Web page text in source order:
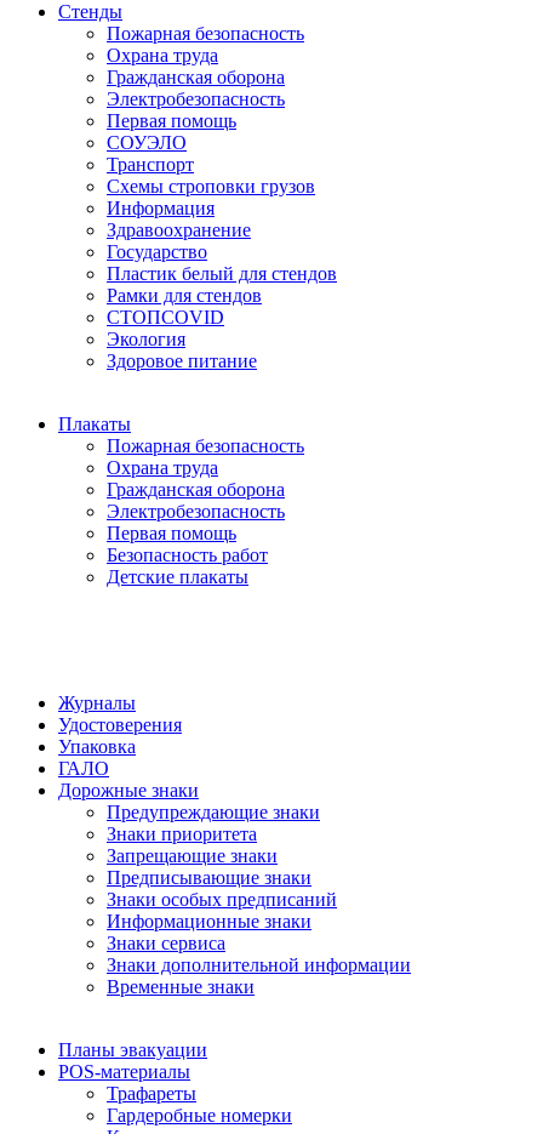
Стенды
Пожарная безопасность
Охрана труда
Гражданская оборона
Электробезопасность
Первая помощь
СОУЭЛО
Транспорт
Схемы строповки грузов
Информация
Здравоохранение
Государство
Пластик белый для стендов
Рамки для стендов
СТОПCOVID
Экология
Здоровое питание
Плакаты
Пожарная безопасность
Охрана труда
Гражданская оборона
Электробезопасность
Первая помощь
Безопасность работ
Детские плакаты
Журналы
Удостоверения
Упаковка
ГАЛО
Дорожные знаки
Предупреждающие знаки
Знаки приоритета
Запрещающие знаки
Предписывающие знаки
Знаки особых предписаний
Информационные знаки
Знаки сервиса
Знаки дополнительной информации
Временные знаки
Планы эвакуации
POS-материалы
Трафареты
Гардеробные номерки